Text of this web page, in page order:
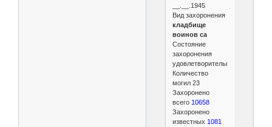
__.__.1945
Вид захоронения
кладбище
воинов са
Состояние
захоронения
удовлетворительное
Количество
могил 23
Захоронено
всего 10658
Захоронено
известных 1081